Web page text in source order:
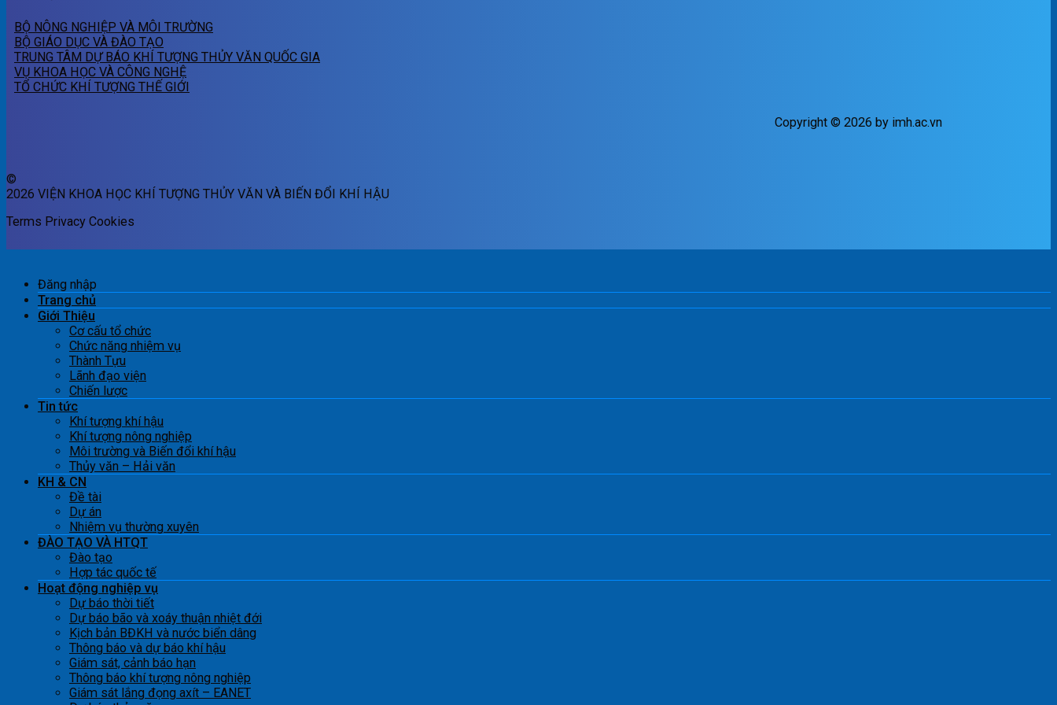
BỘ NÔNG NGHIỆP VÀ MÔI TRƯỜNG
BỘ GIÁO DỤC VÀ ĐÀO TẠO
TRUNG TÂM DỰ BÁO KHÍ TƯỢNG THỦY VĂN QUỐC GIA
VỤ KHOA HỌC VÀ CÔNG NGHỆ
TỔ CHỨC KHÍ TƯỢNG THẾ GIỚI
Copyright © 2026 by imh.ac.vn
©
2026 VIỆN KHOA HỌC KHÍ TƯỢNG THỦY VĂN VÀ BIẾN ĐỔI KHÍ HẬU
Terms Privacy Cookies
Đăng nhập
Trang chủ
Giới Thiệu
Cơ cấu tổ chức
Chức năng nhiệm vụ
Thành Tựu
Lãnh đạo viện
Chiến lược
Tin tức
Khí tượng khí hậu
Khí tượng nông nghiệp
Môi trường và Biến đổi khí hậu
Thủy văn – Hải văn
KH & CN
Đề tài
Dự án
Nhiệm vụ thường xuyên
ĐÀO TẠO VÀ HTQT
Đào tạo
Hợp tác quốc tế
Hoạt động nghiệp vụ
Dự báo thời tiết
Dự báo bão và xoáy thuận nhiệt đới
Kịch bản BĐKH và nước biển dâng
Thông báo và dự báo khí hậu
Giám sát, cảnh báo hạn
Thông báo khí tượng nông nghiệp
Giám sát lắng đọng axít – EANET